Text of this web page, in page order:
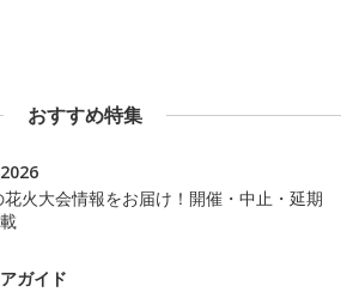
おすすめ特集
火大会情報をお届け！開催・中止・延期
ガイド